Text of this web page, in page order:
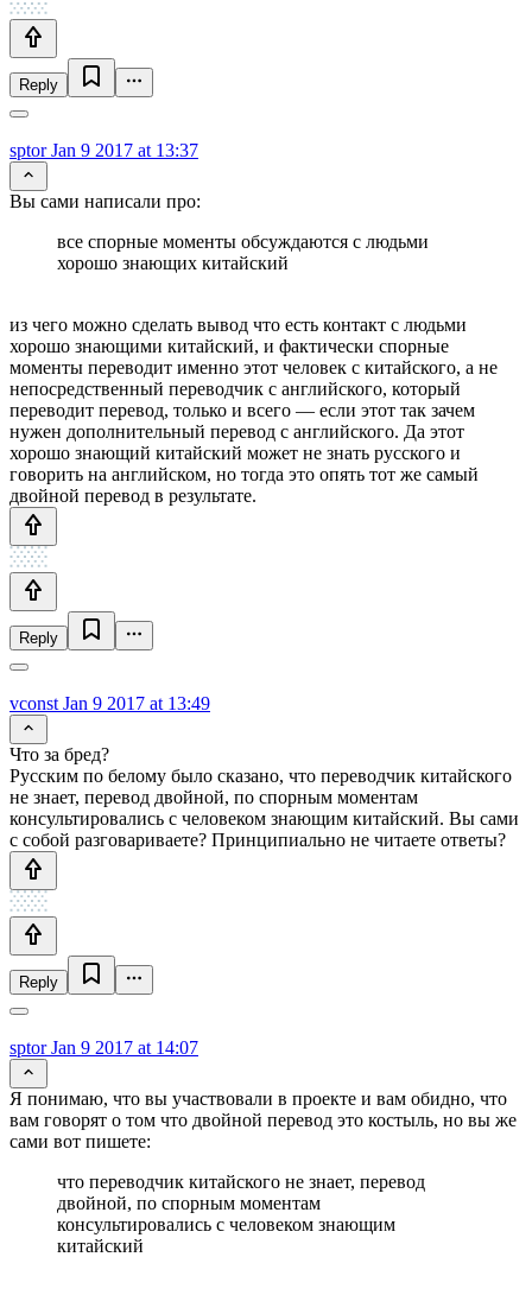
Reply
sptorJan 9 2017 at 13:37
Вы сами написали про:
все спорные моменты обсуждаются с людьми
хорошо знающих китайский
из чего можно сделать вывод что есть контакт с людьми
хорошо знающими китайский, и фактически спорные
моменты переводит именно этот человек с китайского, а не
непосредственный переводчик с английского, который
переводит перевод, только и всего — если этот так зачем
нужен дополнительный перевод с английского. Да этот
хорошо знающий китайский может не знать русского и
говорить на английском, но тогда это опять тот же самый
двойной перевод в результате.
Reply
vconst Jan 9 2017 at 13:49
Что за бред?
Русским по белому было сказано, что переводчик китайского
не знает, перевод двойной, по спорным моментам
консультировались с человеком знающим китайский. Вы сами
с собой разговариваете? Принципиально не читаете ответы?
Reply
sptorJan 9 2017 at 14:07
Я понимаю, что вы участвовали в проекте и вам обидно, что
вам говорят о том что двойной перевод это костыль, но вы же
сами вот пишете:
что переводчик китайского не знает, перевод
двойной, по спорным моментам
консультировались с человеком знающим
китайский